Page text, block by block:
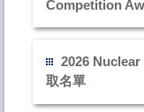
Competition
2026
取名單